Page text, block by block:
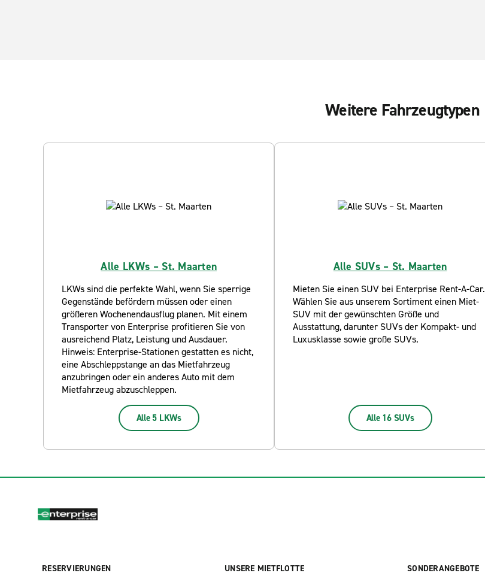
Weitere Fahrzeugtypen
Alle LKWs – St. Maarten
LKWs sind die perfekte Wahl, wenn Sie sperrige
Gegenstände befördern müssen oder einen
größeren Wochenendausflug planen. Mit einem
Transporter von Enterprise profitieren Sie von
ausreichend Platz, Leistung und Ausdauer.
Hinweis: Enterprise-Stationen gestatten es nicht,
eine Abschleppstange an das Mietfahrzeug
anzubringen oder ein anderes Auto mit dem
Mietfahrzeug abzuschleppen.
Alle 5 LKWs
Alle SUVs – St. Maarten
Mieten Sie einen SUV bei Enterprise Rent-A-Car.
Wählen Sie aus unserem Sortiment einen Miet-
SUV mit der gewünschten Größe und
Ausstattung, darunter SUVs der Kompakt- und
Luxusklasse sowie große SUVs.
Alle 16 SUVs
RESERVIERUNGEN
UNSERE MIETFLOTTE
SONDERANGEBOTE